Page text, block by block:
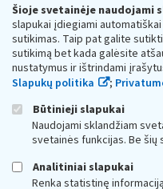
Šioje svetainėje naudojami
slapukai įdiegiami
sutikimas. Taip pat galite
sutikimą bet kada galėsite
nustatymus ir ištrindami
Slapukų politika
;
Būtinieji slapukai
Naudojami sklandžiam
svetainės funkcijas. Be šių
Analitiniai slapukai
Renka statistinę
Respublikos finansų
Biudžetinė įstaiga. Juridinio
adresas: Vasario 16-osios g.
vmi@vmi.lt, E. pristatymo
Duomenys apie Valstybinę
Respublikos finansų